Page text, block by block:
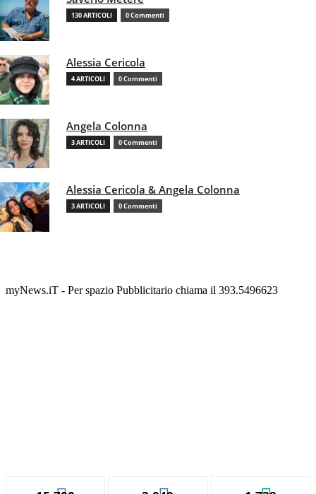
130 ARTICOLI 0 Commenti
Alessia Cericola
4 ARTICOLI 0 Commenti
Angela Colonna
3 ARTICOLI 0 Commenti
Alessia Cericola & Angela Colonna
3 ARTICOLI 0 Commenti
myNews.iT - Per spazio Pubblicitario chiama il 393.5496623